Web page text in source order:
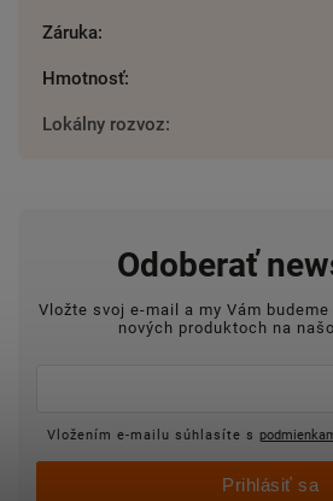
Záruka:
Hmotnosť:
Lokálny rozvoz:
Odoberať
Vložte svoj e-mail a my Vám
nových produktoch na
Vložením e-mailu súhlasíte s
Prihlásiť sa